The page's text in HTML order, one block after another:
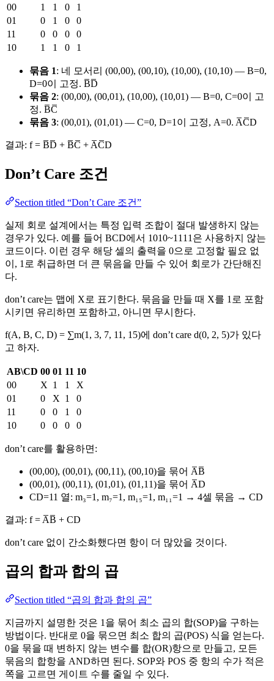
00
1 1 0
1
01
0 1 0
0
11
0 0 0
0
10
1 1 0 1
묶음 1: 네 모서리 (00,00), (00,10), (10,00), (10,10) — B=0,
D=0이 고정. B̅D̅
묶음 2: (00,00), (00,01), (10,00), (10,01) — B=0, C=0이 고
정. B̅C̅
묶음 3: (00,01), (01,01) — C=0, D=1이 고정, A=0. A̅C̅D
결과: f = B̅D̅ + B̅C̅ + A̅C̅D
Don’t Care 조건
Section titled “Don’t Care 조건”
실제 회로 설계에서는 특정 입력 조합이 절대 발생하지 않는
경우가 있다. 예를 들어 BCD에서 1010~1111은 사용하지 않는
코드이다. 이런 경우 해당 셀의 출력을 0으로 고정할 필요 없
이, 1로 취급하면 더 큰 묶음을 만들 수 있어 회로가 간단해진
다.
don’t care는 맵에 X로 표기한다. 묶음을 만들 때 X를 1로 포함
시키면 유리하면 포함하고, 아니면 무시한다.
f(A, B, C, D) = ∑m(1, 3, 7, 11, 15)에 don’t care d(0, 2, 5)가 있다
고 하자.
AB\CD 00 01 11 10
00
X 1 1
X
01
0 X 1
0
11
0 0 1
0
10
0 0 0 0
don’t care를 활용하면:
(00,00), (00,01), (00,11), (00,10)을 묶어 A̅B̅
(00,01), (00,11), (01,01), (01,11)을 묶어 A̅D
CD=11 열: m₃=1, m₇=1, m₁₅=1, m₁₁=1 → 4셀 묶음 → CD
결과: f = A̅B̅ + CD
don’t care 없이 간소화했다면 항이 더 많았을 것이다.
곱의 합과 합의 곱
Section titled “곱의 합과 합의 곱”
지금까지 설명한 것은 1을 묶어 최소 곱의 합(SOP)을 구하는
방법이다. 반대로 0을 묶으면 최소 합의 곱(POS) 식을 얻는다.
0을 묶을 때 변하지 않는 변수를 합(OR)항으로 만들고, 모든
묶음의 합항을 AND하면 된다. SOP와 POS 중 항의 수가 적은
쪽을 고르면 게이트 수를 줄일 수 있다.